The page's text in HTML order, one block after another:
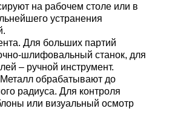
на рабочем столе или в
устранения
Для больших партий
шлифовальный станок, для
– ручной инструмент.
обрабатывают до
радиуса. Для контроля
или визуальный осмотр